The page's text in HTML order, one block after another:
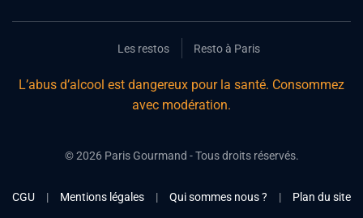
Les restos Resto à Paris
L’abus d’alcool est dangereux pour la santé. Consommez
avec modération.
©2026Paris Gourmand - Tous droits réservés.
CGU | Mentions légales | Qui sommes nous ? | Plan du site